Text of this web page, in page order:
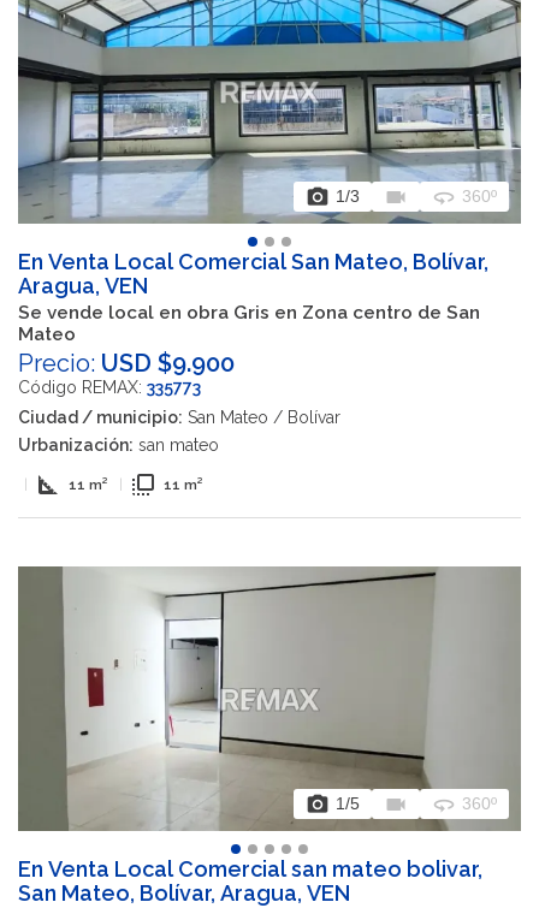
photo_camera 1/3 videocam 360 360º
En Venta Local Comercial San Mateo, Bolívar,
Aragua, VEN
Se vende local en obra Gris en Zona centro de San
Mateo
Precio: USD $9.900
Código REMAX: 335773
Ciudad / municipio: San Mateo / Bolívar
Urbanización: san mateo
square_foot 11 m² flip_to_front 11 m²
photo_camera 1/5 videocam 360 360º
En Venta Local Comercial san mateo bolivar,
San Mateo, Bolívar, Aragua, VEN